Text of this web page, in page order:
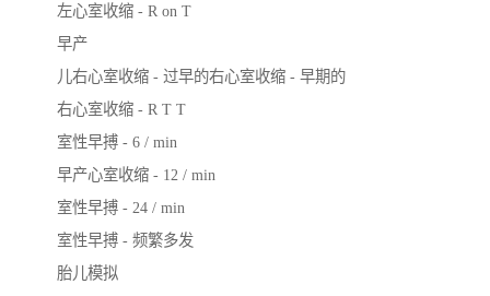
左心室收缩 - R on T
早产
儿右心室收缩 - 过早的右心室收缩 - 早期的
右心室收缩 - R T T
室性早搏 - 6 / min
早产心室收缩 - 12 / min
室性早搏 - 24 / min
室性早搏 - 频繁多发
胎儿模拟